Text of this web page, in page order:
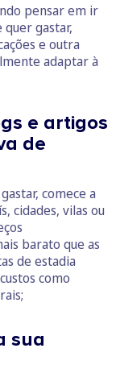
pensar em ir
gastar,
e outra
adaptar à
e artigos
de
comece a
cidades, vilas ou
barato que as
de estadia
como
sua